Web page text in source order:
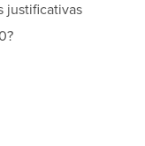
justificativas